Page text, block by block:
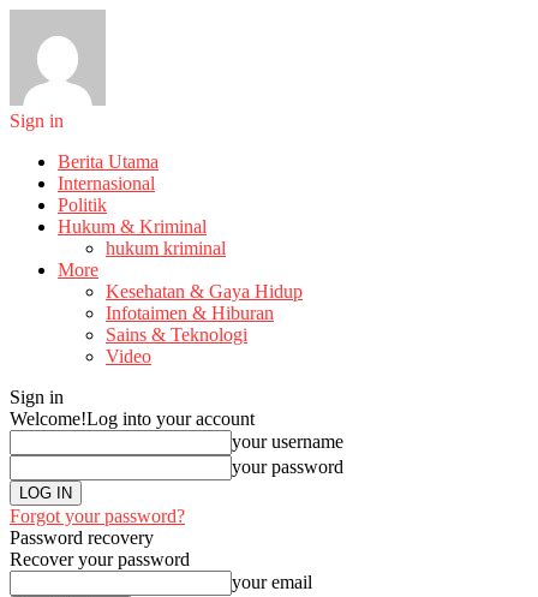
Sign in
Berita Utama
Internasional
Politik
Hukum & Kriminal
hukum kriminal
More
Kesehatan & Gaya Hidup
Infotaimen & Hiburan
Sains & Teknologi
Video
Sign in
Welcome!Log into your account
your username
your password
Forgot your password?
Password recovery
Recover your password
your email